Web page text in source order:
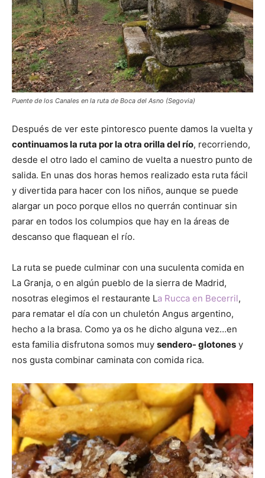
Puente de los Canales en la ruta de Boca del Asno (Segovia)
Después de ver este pintoresco puente damos la vuelta y
continuamos la ruta por la otra orilla del río, recorriendo,
desde el otro lado el camino de vuelta a nuestro punto de
salida. En unas dos horas hemos realizado esta ruta fácil
y divertida para hacer con los niños, aunque se puede
alargar un poco porque ellos no querrán continuar sin
parar en todos los columpios que hay en la áreas de
descanso que flaquean el río.
La ruta se puede culminar con una suculenta comida en
La Granja, o en algún pueblo de la sierra de Madrid,
nosotras elegimos el restaurante La Rucca en Becerril,
para rematar el día con un chuletón Angus argentino,
hecho a la brasa. Como ya os he dicho alguna vez…en
esta familia disfrutona somos muy sendero- glotones y
nos gusta combinar caminata con comida rica.